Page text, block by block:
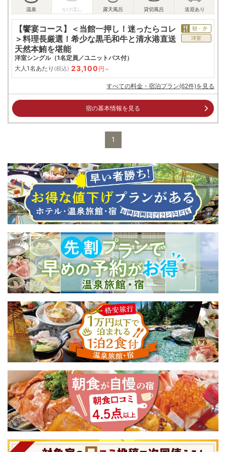
【饗宴コース】＜当館一押し！迷ったらコレ
＞料理長厳選！希少な黒毛和牛と清水港直送
天然本鮪を堪能
洋室シングル（1名定員／ユニットバス付）
朝・夕
洋室
大人1名あたり (税込) 23,100 円~
すべての料金・宿泊プラン(62件)を見る
宿の基本情報を見る
1